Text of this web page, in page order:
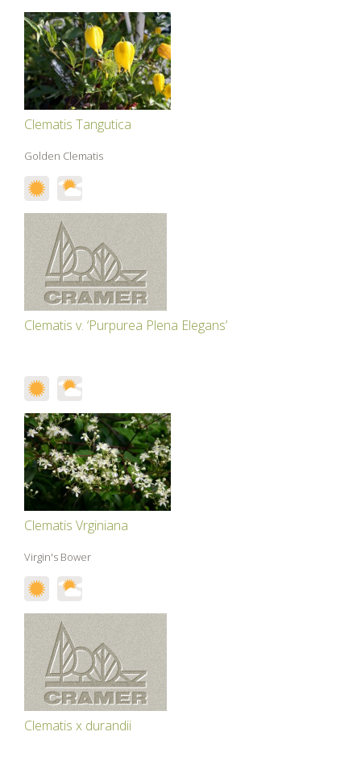
Clematis Tangutica
Golden Clematis
Clematis v. ‘Purpurea Plena Elegans’
Clematis Vrginiana
Virgin's Bower
Clematis x durandii